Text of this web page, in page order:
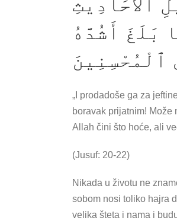
ٱلأَحَادِيثِ
بَلَغَ أَشُدَّهُ
„I prodadoše ga za
boravak prijatnim!
Allah čini što hoće, ali
(Jusuf: 20-22)
Nikada u životu ne
sobom nosi toliko hajra
velika šteta i nama i